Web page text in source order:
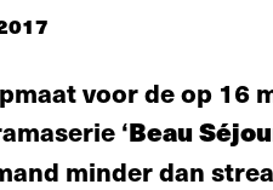
voor de op 16
‘Beau
minder dan